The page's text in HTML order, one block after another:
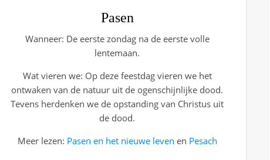
Pasen
Wanneer: De eerste zondag na de eerste volle
lentemaan.
Wat vieren we: Op deze feestdag vieren we het
ontwaken van de natuur uit de ogenschijnlijke dood.
Tevens herdenken we de opstanding van Christus uit
de dood.
Meer lezen: Pasen en het nieuwe leven en Pesach